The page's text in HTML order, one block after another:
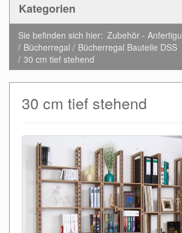
Kategorien
Sie befinden sich hier: Zubehör -
Bücherregal
Bücherregal Bauteile DSS
30 cm tief stehend
30 cm tief stehend